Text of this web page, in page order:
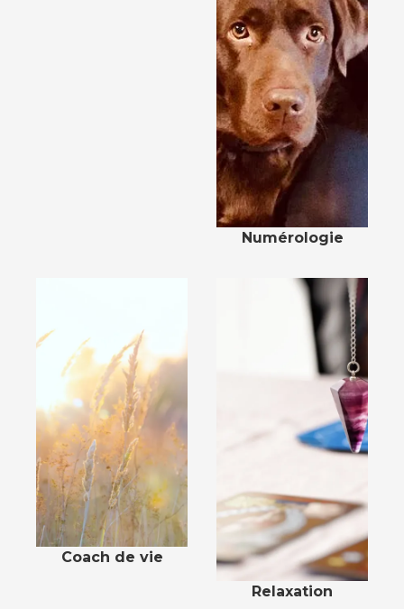
Numérologie
Coach de vie
Relaxation